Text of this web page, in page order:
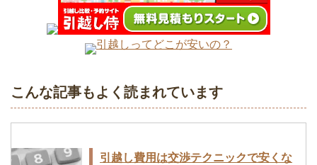
したほうが良い理由は？
一人暮らしの引越しは荷物量で費用が変
わる！単身パック料金比較
引っ越しをスムーズに終わらせる当日の
7つこと！これで安心・安全
引越しってどこが安いの？
こんな記事もよく読まれています
引越し費用は交渉テクニックで安くな